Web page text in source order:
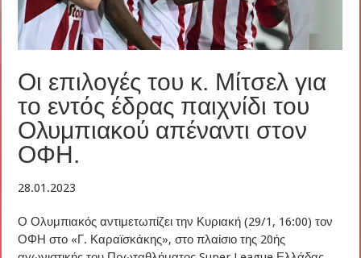
Οι επιλογές του κ. Μίτσελ για
το εντός έδρας παιχνίδι του
Ολυμπιακού απέναντι στον
ΟΦΗ.
28.01.2023
Ο Ολυμπιακός αντιμετωπίζει την Κυριακή (29/1, 16:00) τον
ΟΦΗ στο «Γ. Καραϊσκάκης», στο πλαίσιο της 20ής